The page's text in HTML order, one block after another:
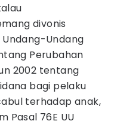
divonis
Undang
Perubahan
2002 tentang
bagi pelaku
terhadap anak,
Pasal 76E UU